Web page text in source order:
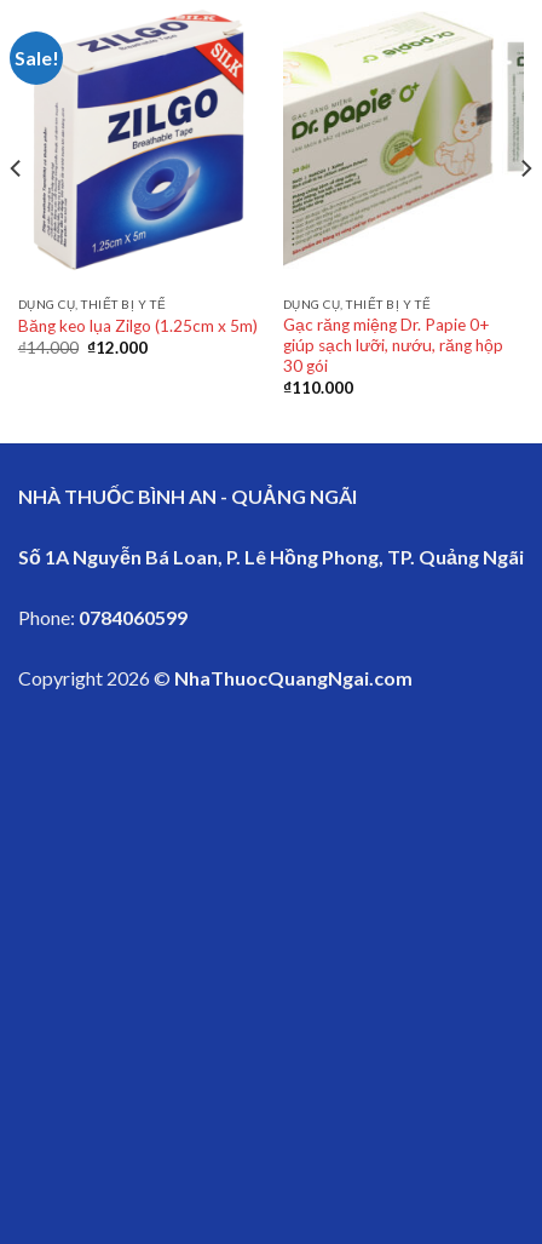
Sale!
DỤNG CỤ, THIẾT BỊ Y TẾ
Băng keo lụa Zilgo (1.25cm x 5m)
₫14.000 ₫12.000
DỤNG CỤ, THIẾT BỊ Y TẾ
Gạc răng miệng Dr. Papie 0+
giúp sạch lưỡi, nướu, răng hộp
30 gói
₫110.000
NHÀ THUỐC BÌNH AN - QUẢNG NGÃI
Số 1A Nguyễn Bá Loan, P. Lê Hồng Phong, TP. Quảng Ngãi
Phone: 0784060599
Copyright 2026 © NhaThuocQuangNgai.com